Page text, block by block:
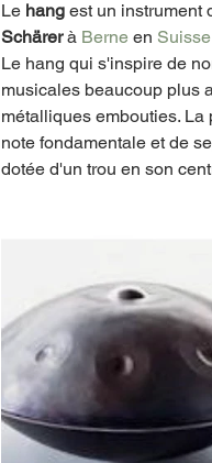
Le hang est un instrument
Schärer à Berne en Suisse
Le hang qui s'inspire de
musicales beaucoup plus
métalliques embouties.
note fondamentale et de
dotée d'un trou en son